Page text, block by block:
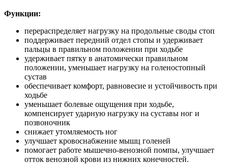
Функции:
перераспределяет нагрузку на продольные своды стоп
поддерживает передний отдел стопы и удерживает
пальцы в правильном положении при ходьбе
удерживает пятку в анатомически правильном
положении, уменьшает нагрузку на голеностопный
сустав
обеспечивает комфорт, равновесие и устойчивость при
ходьбе
уменьшает болевые ощущения при ходьбе,
компенсирует ударную нагрузку на суставы ног и
позвоночник
снижает утомляемость ног
улучшает кровоснабжение мышц голеней
помогает работе мышечно-венозной помпы, улучшает
отток венозной крови из нижних конечностей.